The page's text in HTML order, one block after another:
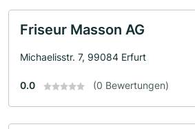
Friseur Masson AG
Michaelisstr. 7, 99084 Erfurt
0.0 (0 Bewertungen)